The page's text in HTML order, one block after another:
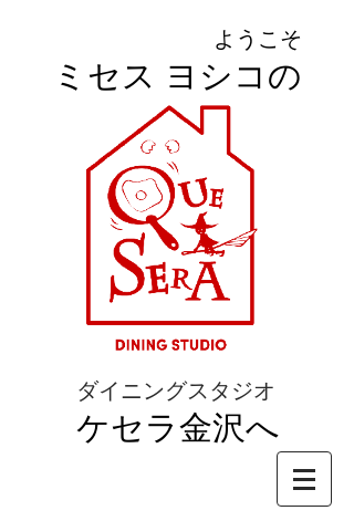
ようこそ
ミセス ヨシコの
ダイニングスタジオ
ケセラ金沢へ